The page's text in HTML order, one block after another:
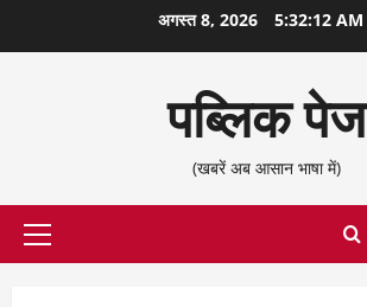
सामग्री
अगस्त 8, 2026 5:32:13 AM
पब्लिक पेज
(खबरें अब आसान भाषा में)
प्राथमिक